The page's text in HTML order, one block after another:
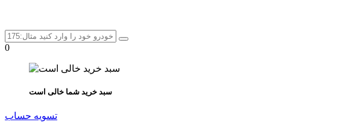
0
سبد خرید شما خالی است
تسویه حساب